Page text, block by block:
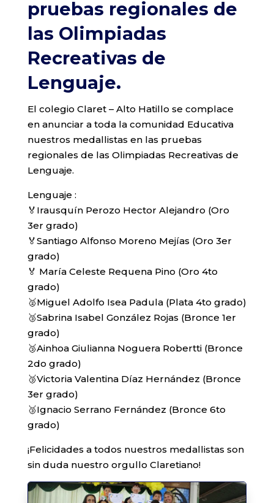
pruebas regionales de
las Olimpiadas
Recreativas de
Lenguaje.
El colegio Claret – Alto Hatillo se complace
en anunciar a toda la comunidad Educativa
nuestros medallistas en las pruebas
regionales de las Olimpiadas Recreativas de
Lenguaje.
Lenguaje :
🏅Irausquín Perozo Hector Alejandro (Oro
3er grado)
🏅Santiago Alfonso Moreno Mejías (Oro 3er
grado)
🏅 María Celeste Requena Pino (Oro 4to
grado)
🥈Miguel Adolfo Isea Padula (Plata 4to grado)
🥉Sabrina Isabel González Rojas (Bronce 1er
grado)
🥉Ainhoa Giulianna Noguera Robertti (Bronce
2do grado)
🥉Victoria Valentina Díaz Hernández (Bronce
3er grado)
🥉Ignacio Serrano Fernández (Bronce 6to
grado)
¡Felicidades a todos nuestros medallistas son
sin duda nuestro orgullo Claretiano!